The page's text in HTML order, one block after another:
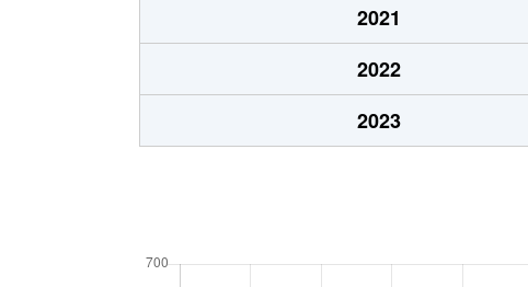
2021
2022
2023